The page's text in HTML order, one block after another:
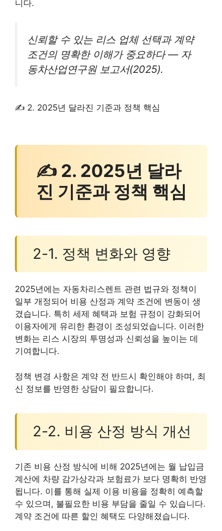
니다.
신뢰할 수 있는 리스 업체 선택과 계약
조건의 명확한 이해가 중요하다 — 자
동차산업연구원 보고서(2025).
✍ 2. 2025년 달라진 기준과 정책 핵심
✍ 2. 2025년 달라
진 기준과 정책 핵심
2-1. 정책 변화와 영향
2025년에는 자동차리스렌트 관련 법규와 정책이
일부 개정되어 비용 산정과 계약 조건에 변동이 생
겼습니다. 특히 세제 혜택과 보험 규정이 강화되어
이용자에게 유리한 환경이 조성되었습니다. 이러한
변화는 리스 시장의 투명성과 신뢰성을 높이는 데
기여합니다.
정책 변경 사항은 계약 전 반드시 확인해야 하며, 최
신 정보를 반영한 상담이 필요합니다.
2-2. 비용 산정 방식 개선
기존 비용 산정 방식에 비해 2025년에는 월 납입금
계산에 차량 감가상각과 보험료가 보다 명확히 반영
됩니다. 이를 통해 실제 이용 비용을 정확히 예측할
수 있으며, 불필요한 비용 부담을 줄일 수 있습니다.
계약 조건에 따른 할인 혜택도 다양해졌습니다.